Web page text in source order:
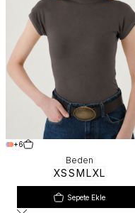
+6
Beden
XSSMLXL
Sepete Ekle